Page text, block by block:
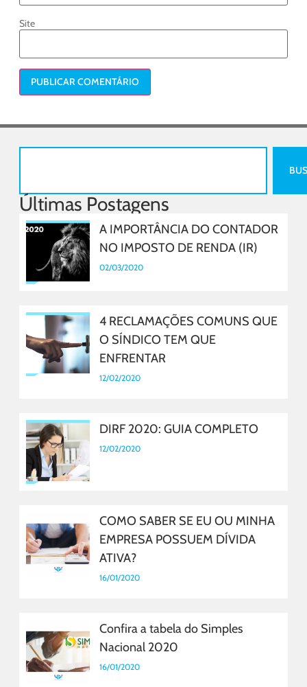
Site
Últimas Postagens
A IMPORTÂNCIA DO CONTADOR
NO IMPOSTO DE RENDA (IR)
02/03/2020
4 RECLAMAÇÕES COMUNS QUE
O SÍNDICO TEM QUE
ENFRENTAR
12/02/2020
DIRF 2020: GUIA COMPLETO
12/02/2020
COMO SABER SE EU OU MINHA
EMPRESA POSSUEM DÍVIDA
ATIVA?
16/01/2020
Confira a tabela do Simples
Nacional 2020
16/01/2020